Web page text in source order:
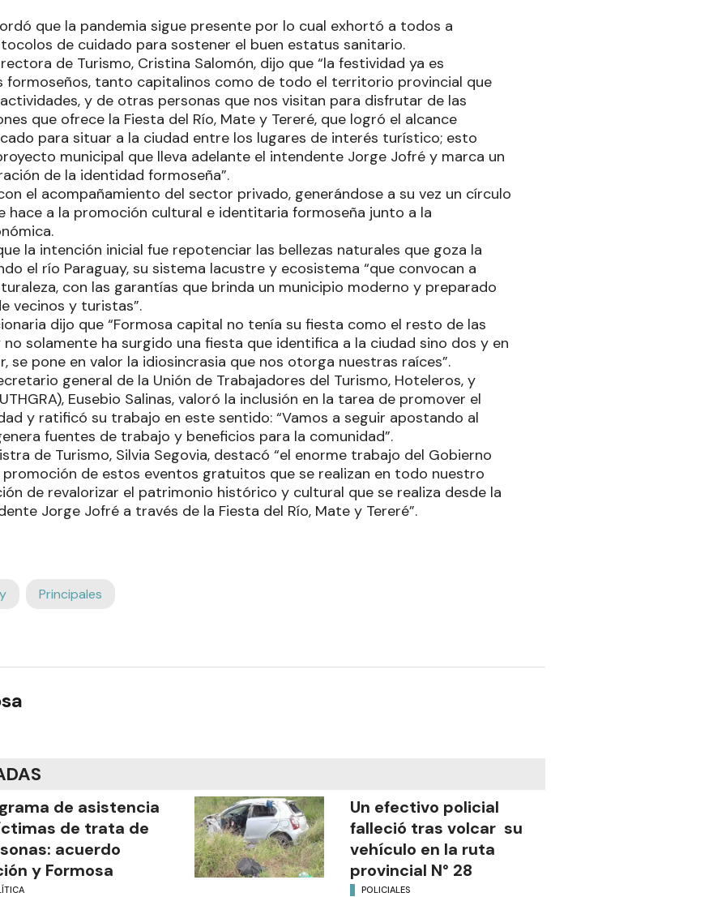
que la pandemia sigue presente por lo cual exhortó a todos a
de cuidado para sostener el buen estatus sanitario.
de Turismo, Cristina Salomón, dijo que “la festividad ya es
formoseños, tanto capitalinos como de todo el territorio provincial que
y de otras personas que nos visitan para disfrutar de las
que ofrece la Fiesta del Río, Mate y Tereré, que logró el alcance
para situar a la ciudad entre los lugares de interés turístico; esto
municipal que lleva adelante el intendente Jorge Jofré y marca un
de la identidad formoseña”.
el acompañamiento del sector privado, generándose a su vez un círculo
hace a la promoción cultural e identitaria formoseña junto a la
la intención inicial fue repotenciar las bellezas naturales que goza la
el río Paraguay, su sistema lacustre y ecosistema “que convocan a
con las garantías que brinda un municipio moderno y preparado
vecinos y turistas”.
dijo que “Formosa capital no tenía su fiesta como el resto de las
solamente ha surgido una fiesta que identifica a la ciudad sino dos y en
se pone en valor la idiosincrasia que nos otorga nuestras raíces”.
general de la Unión de Trabajadores del Turismo, Hoteleros, y
Eusebio Salinas, valoró la inclusión en la tarea de promover el
y ratificó su trabajo en este sentido: “Vamos a seguir apostando al
fuentes de trabajo y beneficios para la comunidad”.
de Turismo, Silvia Segovia, destacó “el enorme trabajo del Gobierno
de estos eventos gratuitos que se realizan en todo nuestro
de revalorizar el patrimonio histórico y cultural que se realiza desde la
Jorge Jofré a través de la Fiesta del Río, Mate y Tereré”.
Principales
de asistencia
de trata de
acuerdo
y Formosa
Un efectivo policial
falleció tras volcar su
vehículo en la ruta
provincial N° 28
POLICIALES